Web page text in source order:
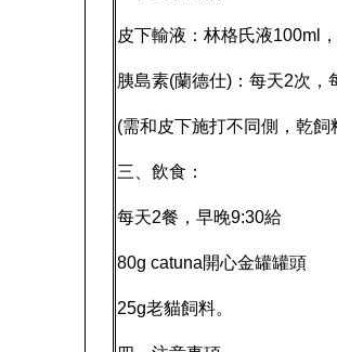
皮下輸液：林格氏液100ml
胰島素(蘭德仕)：每天2次
(需和皮下施打不同側，乾
三、飲食：
每天2餐，早晚9:30給
80g catuna開心金罐罐頭
25g老貓飼料。